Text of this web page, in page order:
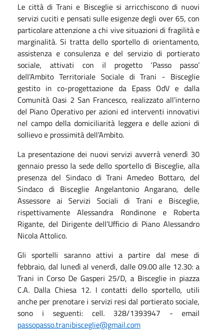
Le città di Trani e Bisceglie si arricchiscono di nuovi
servizi cuciti e pensati sulle esigenze degli over 65, con
particolare attenzione a chi vive situazioni di fragilità e
marginalità. Si tratta dello sportello di orientamento,
assistenza e consulenza e del servizio di portierato
sociale, attivati con il progetto ‘Passo passo’
dell'Ambito Territoriale Sociale di Trani - Bisceglie
gestito in co-progettazione da Epass OdV e dalla
Comunità Oasi 2 San Francesco, realizzato all’interno
del Piano Operativo per azioni ed interventi innovativi
nel campo della domiciliarità leggera e delle azioni di
sollievo e prossimità dell’Ambito.
La presentazione dei nuovi servizi avverrà venerdì 30
gennaio presso la sede dello sportello di Bisceglie, alla
presenza del Sindaco di Trani Amedeo Bottaro, del
Sindaco di Bisceglie Angelantonio Angarano, delle
Assessore ai Servizi Sociali di Trani e Bisceglie,
rispettivamente Alessandra Rondinone e Roberta
Rigante, del Dirigente dell’Ufficio di Piano Alessandro
Nicola Attolico.
Gli sportelli saranno attivi a partire dal mese di
febbraio, dal lunedì al venerdì, dalle 09.00 alle 12.30: a
Trani in Corso De Gasperi 25/D, a Bisceglie in piazza
C.A. Dalla Chiesa 12. I contatti dello sportello, utili
anche per prenotare i servizi resi dal portierato sociale,
sono i seguenti: cell. 328/1393947 - email
passopasso.tranibisceglie@gmail.com